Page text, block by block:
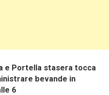
e Portella stasera tocca
bevande in
6